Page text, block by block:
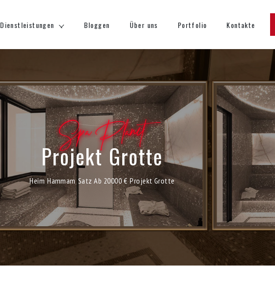
Dienstleistungen Bloggen Über uns Portfolio Kontakte
Spa Planet
Projekt Grotte
Heim Hammam Satz Ab 20000 € Projekt Grotte